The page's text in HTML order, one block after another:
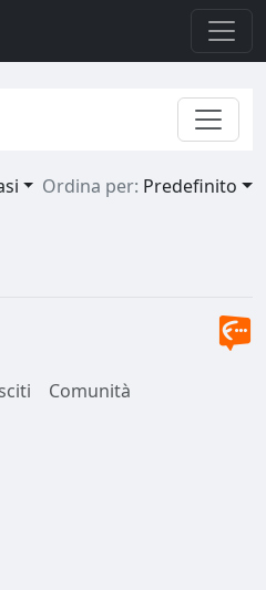
Ordina per: Predefinito
Comunità